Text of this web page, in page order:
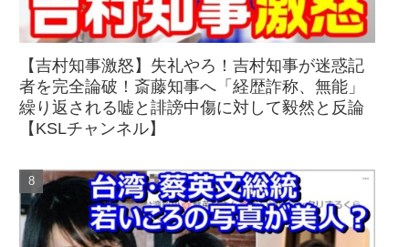
【吉村知事激怒】失礼やろ！吉村知事が迷惑記
者を完全論破！斎藤知事へ「経歴詐称、無能」
繰り返される嘘と誹謗中傷に対して毅然と反論
【KSLチャンネル】